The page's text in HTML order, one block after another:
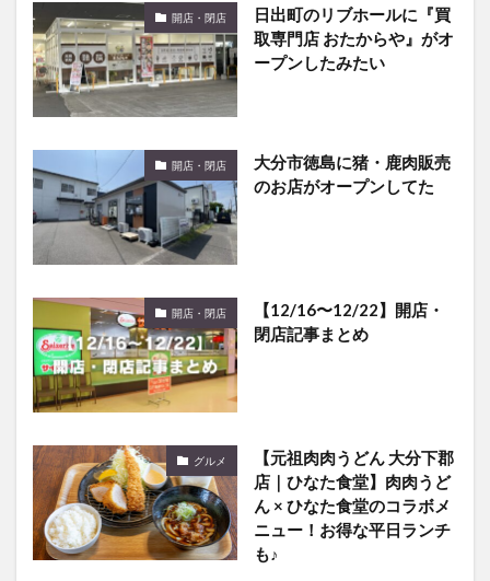
開店・閉店
日出町のリブホールに『買
取専門店 おたからや』がオ
ープンしたみたい
開店・閉店
大分市徳島に猪・鹿肉販売
のお店がオープンしてた
開店・閉店
【12/16〜12/22】開店・
閉店記事まとめ
グルメ
【元祖肉肉うどん 大分下郡
店｜ひなた食堂】肉肉うど
ん × ひなた食堂のコラボメ
ニュー！お得な平日ランチ
も♪